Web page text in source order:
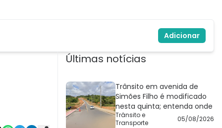
Adicionar
Últimas notícias
Trânsito em avenida de
Simões Filho é modificado
nesta quinta; entenda onde
Trânsito e
Transporte
05/08/2026